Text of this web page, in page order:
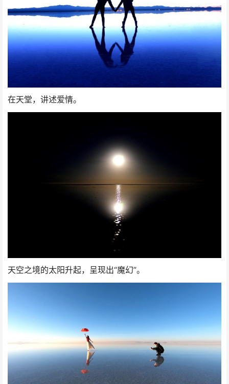
在天堂，讲述爱情。
天空之境的太阳升起，呈现出“魔幻”。